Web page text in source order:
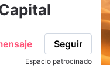
Seguir
Espacio patrocinado